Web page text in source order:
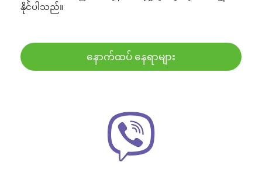
နိုင်ပါသည်။
နောက်ထပ် နေရာများ